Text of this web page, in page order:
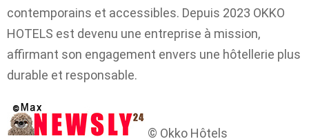
contemporains et accessibles. Depuis 2023 OKKO
HOTELS est devenu une entreprise à mission,
affirmant son engagement envers une hôtellerie plus
durable et responsable.
© Okko Hôtels